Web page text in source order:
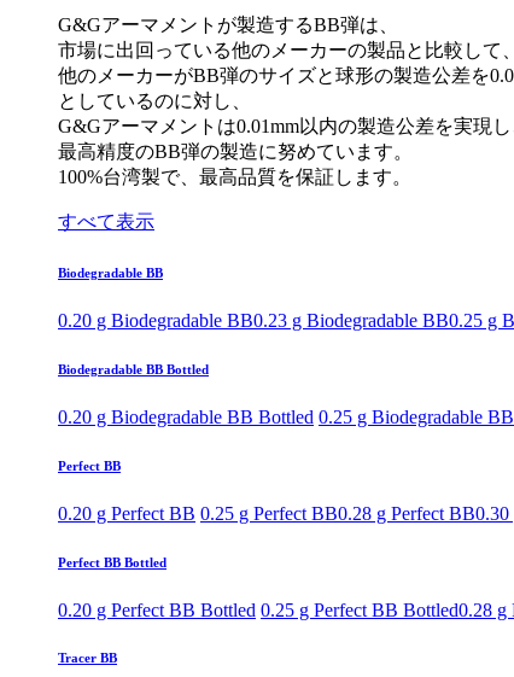
G&Gアーマメントが製造するBB弾は、
市場に出回っている他のメーカーの製品と比較して
他のメーカーがBB弾のサイズと球形の製造公差を
としているのに対し、
G&Gアーマメントは0.01mm以内の製造公差を実現し
最高精度のBB弾の製造に努めています。
100%台湾製で、最高品質を保証します。
すべて表示
Biodegradable BB
0.20 g Biodegradable BB0.23 g Biodegradable BB0.25 g
Biodegradable BB Bottled
0.20 g Biodegradable BB Bottled 0.25 g Biodegradable
Perfect BB
0.20 g Perfect BB 0.25 g Perfect BB0.28 g Perfect BB0.30
Perfect BB Bottled
0.20 g Perfect BB Bottled 0.25 g Perfect BB Bottled0.28 g
Tracer BB